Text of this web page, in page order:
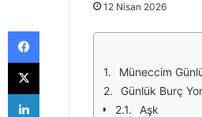
12 Nisan 2026
Müneccim
Günlük Burç
Aşk
Facebook
X
LinkedIn